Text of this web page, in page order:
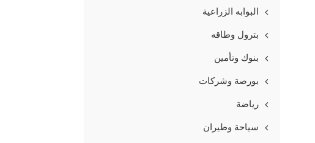
البوابه الزراعية
بترول وطاقه
بنوك وتأمين
بورصة وشركات
رياضة
سياحة وطيران